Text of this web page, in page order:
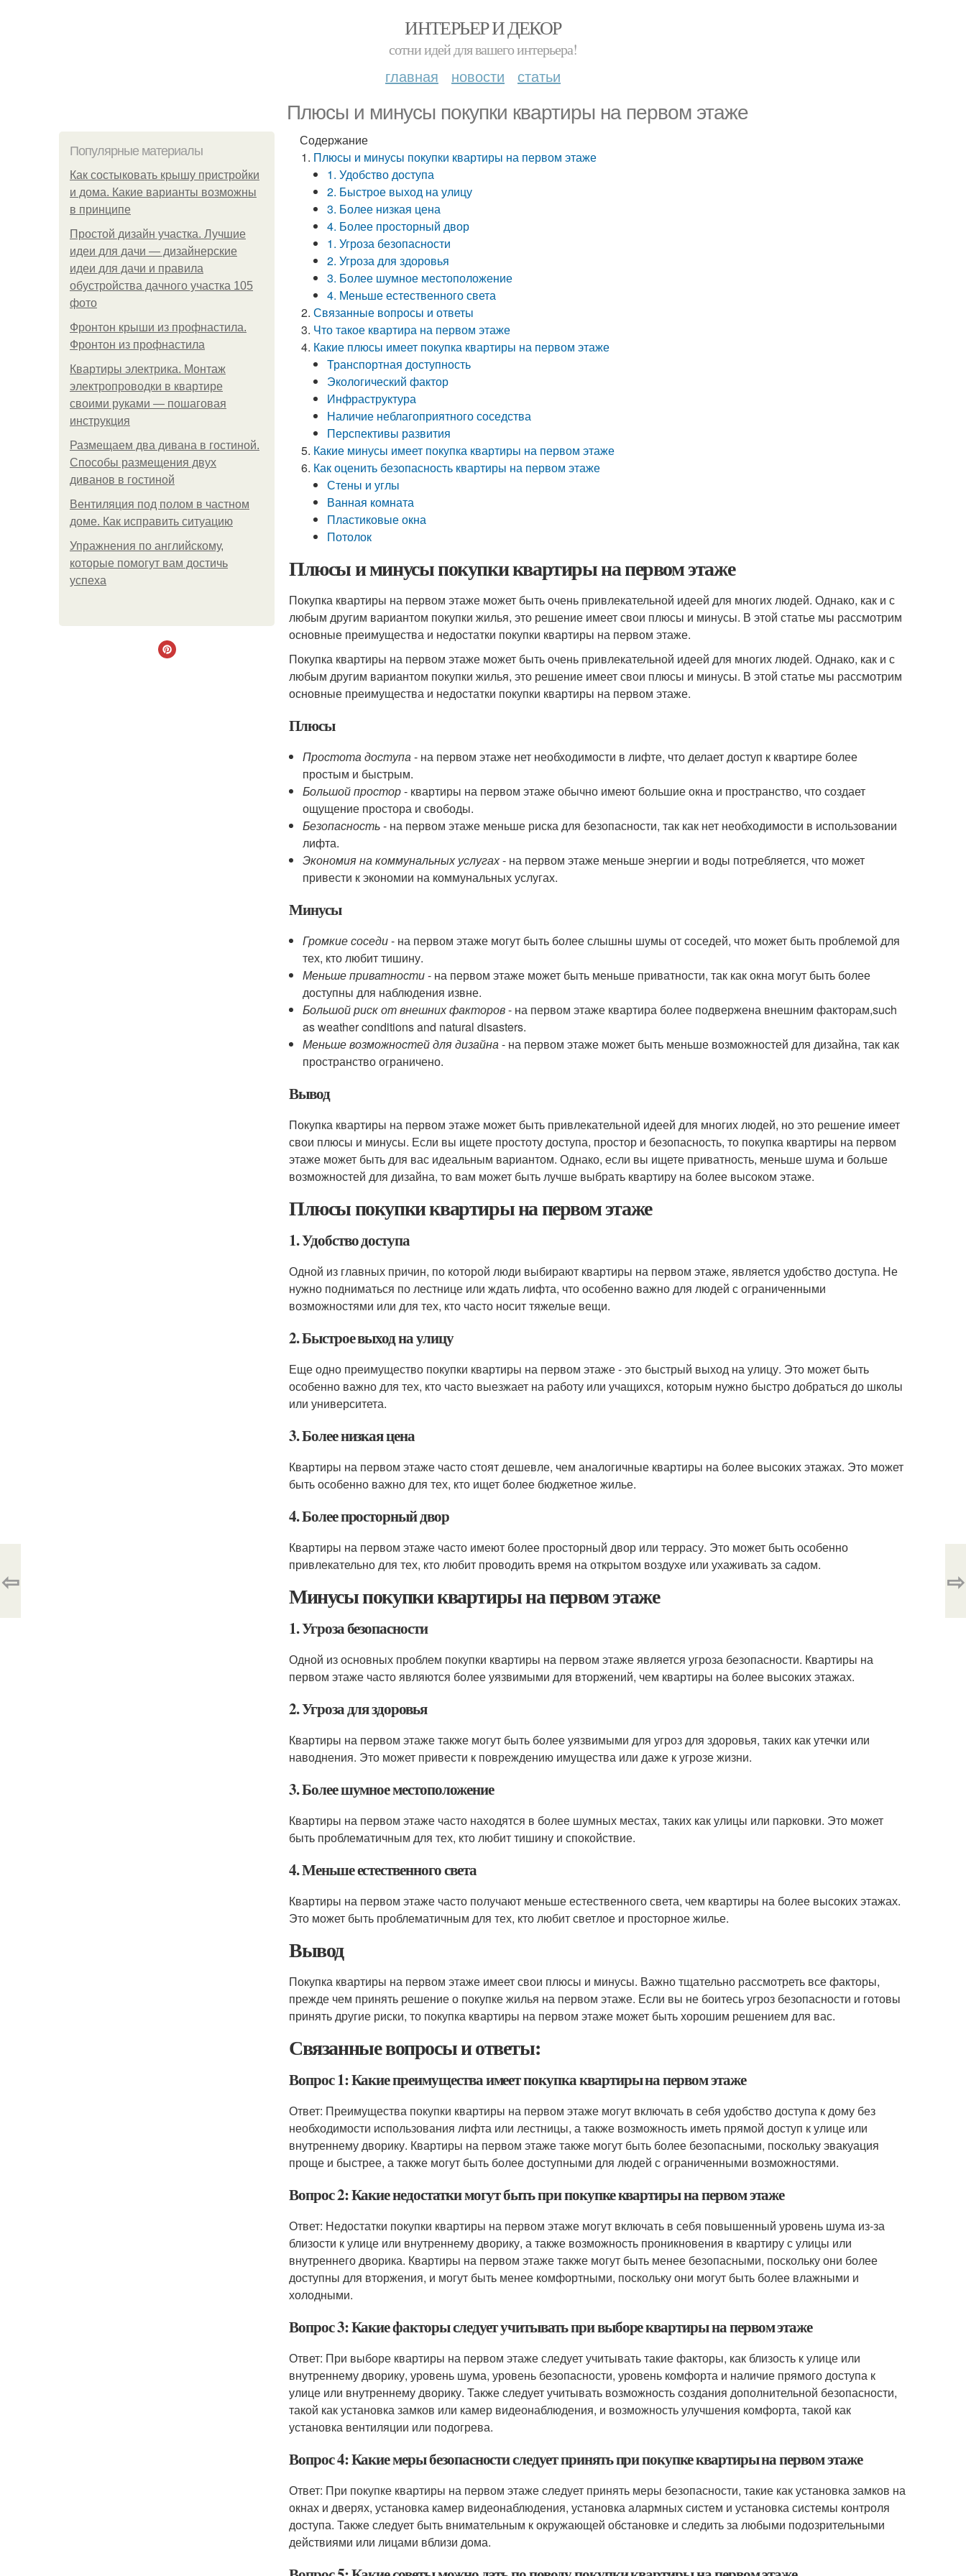
ИНТЕРЬЕР И ДЕКОР
сотни идей для вашего интерьера!
главная новости статьи
Плюсы и минусы покупки квартиры на первом этаже
Популярные материалы
Как состыковать крышу пристройки
и дома. Какие варианты возможны
в принципе
Простой дизайн участка. Лучшие
идеи для дачи — дизайнерские
идеи для дачи и правила
обустройства дачного участка 105
фото
Фронтон крыши из профнастила.
Фронтон из профнастила
Квартиры электрика. Монтаж
электропроводки в квартире
своими руками — пошаговая
инструкция
Размещаем два дивана в гостиной.
Способы размещения двух
диванов в гостиной
Вентиляция под полом в частном
доме. Как исправить ситуацию
Упражнения по английскому,
которые помогут вам достичь
успеха
Содержание
Плюсы и минусы покупки квартиры на первом этаже
1. Удобство доступа
2. Быстрое выход на улицу
3. Более низкая цена
4. Более просторный двор
1. Угроза безопасности
2. Угроза для здоровья
3. Более шумное местоположение
4. Меньше естественного света
Связанные вопросы и ответы
Что такое квартира на первом этаже
Какие плюсы имеет покупка квартиры на первом этаже
Транспортная доступность
Экологический фактор
Инфраструктура
Наличие неблагоприятного соседства
Перспективы развития
Какие минусы имеет покупка квартиры на первом этаже
Как оценить безопасность квартиры на первом этаже
Стены и углы
Ванная комната
Пластиковые окна
Потолок
Плюсы и минусы покупки квартиры на первом этаже
Покупка квартиры на первом этаже может быть очень привлекательной идеей для многих людей. Однако, как и с
любым другим вариантом покупки жилья, это решение имеет свои плюсы и минусы. В этой статье мы рассмотрим
основные преимущества и недостатки покупки квартиры на первом этаже.
Покупка квартиры на первом этаже может быть очень привлекательной идеей для многих людей. Однако, как и с
любым другим вариантом покупки жилья, это решение имеет свои плюсы и минусы. В этой статье мы рассмотрим
основные преимущества и недостатки покупки квартиры на первом этаже.
Плюсы
Простота доступа- на первом этаже нет необходимости в лифте, что делает доступ к квартире более
простым и быстрым.
Большой простор- квартиры на первом этаже обычно имеют большие окна и пространство, что создает
ощущение простора и свободы.
Безопасность- на первом этаже меньше риска для безопасности, так как нет необходимости в использовании
лифта.
Экономия на коммунальных услугах- на первом этаже меньше энергии и воды потребляется, что может
привести к экономии на коммунальных услугах.
Минусы
Громкие соседи- на первом этаже могут быть более слышны шумы от соседей, что может быть проблемой для
тех, кто любит тишину.
Меньше приватности- на первом этаже может быть меньше приватности, так как окна могут быть более
доступны для наблюдения извне.
Большой риск от внешних факторов- на первом этаже квартира более подвержена внешним факторам,such
as weather conditions and natural disasters.
Меньше возможностей для дизайна- на первом этаже может быть меньше возможностей для дизайна, так как
пространство ограничено.
Вывод
Покупка квартиры на первом этаже может быть привлекательной идеей для многих людей, но это решение имеет
свои плюсы и минусы. Если вы ищете простоту доступа, простор и безопасность, то покупка квартиры на первом
этаже может быть для вас идеальным вариантом. Однако, если вы ищете приватность, меньше шума и больше
возможностей для дизайна, то вам может быть лучше выбрать квартиру на более высоком этаже.
Плюсы покупки квартиры на первом этаже
1. Удобство доступа
Одной из главных причин, по которой люди выбирают квартиры на первом этаже, является удобство доступа. Не
нужно подниматься по лестнице или ждать лифта, что особенно важно для людей с ограниченными
возможностями или для тех, кто часто носит тяжелые вещи.
2. Быстрое выход на улицу
Еще одно преимущество покупки квартиры на первом этаже - это быстрый выход на улицу. Это может быть
особенно важно для тех, кто часто выезжает на работу или учащихся, которым нужно быстро добраться до школы
или университета.
3. Более низкая цена
Квартиры на первом этаже часто стоят дешевле, чем аналогичные квартиры на более высоких этажах. Это может
быть особенно важно для тех, кто ищет более бюджетное жилье.
4. Более просторный двор
Квартиры на первом этаже часто имеют более просторный двор или террасу. Это может быть особенно
привлекательно для тех, кто любит проводить время на открытом воздухе или ухаживать за садом.
Минусы покупки квартиры на первом этаже
1. Угроза безопасности
Одной из основных проблем покупки квартиры на первом этаже является угроза безопасности. Квартиры на
первом этаже часто являются более уязвимыми для вторжений, чем квартиры на более высоких этажах.
2. Угроза для здоровья
Квартиры на первом этаже также могут быть более уязвимыми для угроз для здоровья, таких как утечки или
наводнения. Это может привести к повреждению имущества или даже к угрозе жизни.
3. Более шумное местоположение
Квартиры на первом этаже часто находятся в более шумных местах, таких как улицы или парковки. Это может
быть проблематичным для тех, кто любит тишину и спокойствие.
4. Меньше естественного света
Квартиры на первом этаже часто получают меньше естественного света, чем квартиры на более высоких этажах.
Это может быть проблематичным для тех, кто любит светлое и просторное жилье.
Вывод
Покупка квартиры на первом этаже имеет свои плюсы и минусы. Важно тщательно рассмотреть все факторы,
прежде чем принять решение о покупке жилья на первом этаже. Если вы не боитесь угроз безопасности и готовы
принять другие риски, то покупка квартиры на первом этаже может быть хорошим решением для вас.
Связанные вопросы и ответы:
Вопрос 1: Какие преимущества имеет покупка квартиры на первом этаже
Ответ: Преимущества покупки квартиры на первом этаже могут включать в себя удобство доступа к дому без
необходимости использования лифта или лестницы, а также возможность иметь прямой доступ к улице или
внутреннему дворику. Квартиры на первом этаже также могут быть более безопасными, поскольку эвакуация
проще и быстрее, а также могут быть более доступными для людей с ограниченными возможностями.
Вопрос 2: Какие недостатки могут быть при покупке квартиры на первом этаже
Ответ: Недостатки покупки квартиры на первом этаже могут включать в себя повышенный уровень шума из-за
близости к улице или внутреннему дворику, а также возможность проникновения в квартиру с улицы или
внутреннего дворика. Квартиры на первом этаже также могут быть менее безопасными, поскольку они более
доступны для вторжения, и могут быть менее комфортными, поскольку они могут быть более влажными и
холодными.
Вопрос 3: Какие факторы следует учитывать при выборе квартиры на первом этаже
Ответ: При выборе квартиры на первом этаже следует учитывать такие факторы, как близость к улице или
внутреннему дворику, уровень шума, уровень безопасности, уровень комфорта и наличие прямого доступа к
улице или внутреннему дворику. Также следует учитывать возможность создания дополнительной безопасности,
такой как установка замков или камер видеонаблюдения, и возможность улучшения комфорта, такой как
установка вентиляции или подогрева.
Вопрос 4: Какие меры безопасности следует принять при покупке квартиры на первом этаже
Ответ: При покупке квартиры на первом этаже следует принять меры безопасности, такие как установка замков на
окнах и дверях, установка камер видеонаблюдения, установка алармных систем и установка системы контроля
доступа. Также следует быть внимательным к окружающей обстановке и следить за любыми подозрительными
действиями или лицами вблизи дома.
⇦ ⇨